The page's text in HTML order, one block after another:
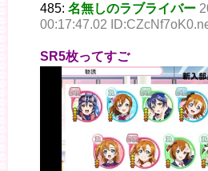
485: 名無しのラブライバー
00:17:47.02
SR5枚ってすご